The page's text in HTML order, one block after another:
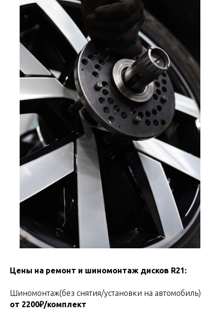
Цены на ремонт и шиномонтаж дисков R21:
Шиномонтаж(без снятия/установки на автомобиль)
от 2200₽/комплект